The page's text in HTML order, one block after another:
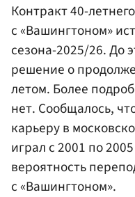
Контракт 40-
с «Вашингтоном»
сезона-2025/26. До
решение о
летом. Более
нет. Сообщалось,
карьеру в
играл с 2001 по
вероятность
с «Вашингтоном».